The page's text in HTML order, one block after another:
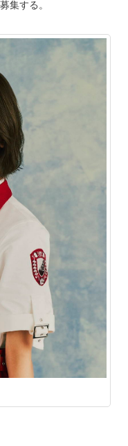
集する。